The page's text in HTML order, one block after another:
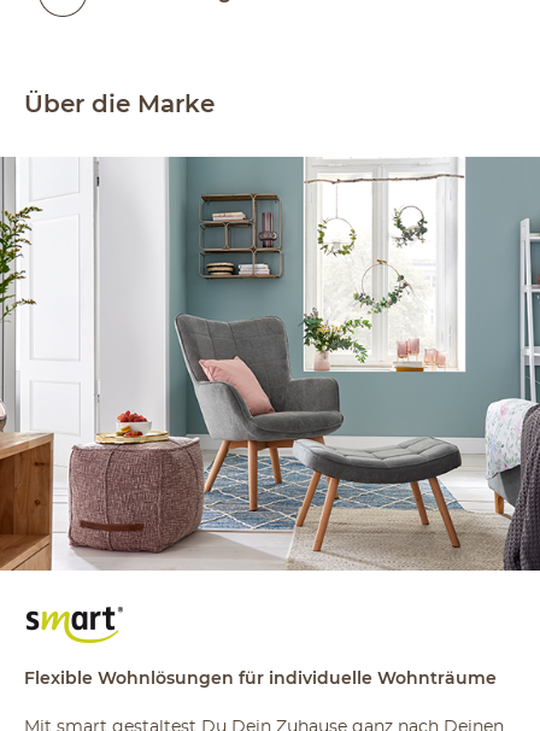
Über die Marke
Flexible Wohnlösungen für individuelle Wohnträume
Mit smart gestaltest Du Dein Zuhause ganz nach Deinen